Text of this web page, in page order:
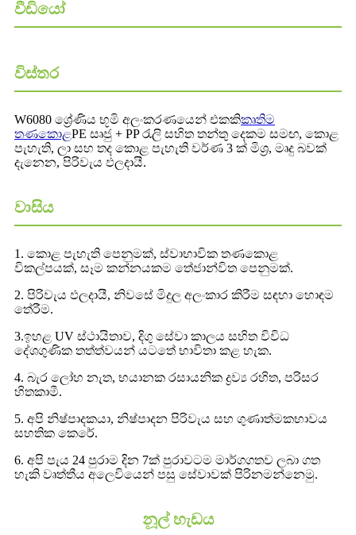
වීඩියෝ
විස්තර
W6080 ශ්‍රේණිය භූමි අලංකරණයෙන් එකකිකෘතිම
තණකොළPE සෘජු + PP රැලි සහිත තන්තු දෙකම සමඟ, කොළ
පැහැති, ලා සහ තද කොළ පැහැති වර්ණ 3 ක් මිශ්‍ර, මෘදු බවක්
දැනෙන, පිරිවැය ඵලදායී.
වාසිය
1. කොළ පැහැති පෙනුමක්, ස්වාභාවික තණකොළ
විකල්පයක්, සෑම කන්නයකම තේජාන්විත පෙනුමක්.
2. පිරිවැය ඵලදායී, නිවසේ මිදුල අලංකාර කිරීම සඳහා හොඳම
තේරීම.
3.ඉහළ UV ස්ථායිතාව, දිගු සේවා කාලය සහිත විවිධ
දේශගුණික තත්ත්වයන් යටතේ භාවිතා කළ හැක.
4. බැර ලෝහ නැත, භයානක රසායනික ද්‍රව්‍ය රහිත, පරිසර
හිතකාමී.
5. අපි නිෂ්පාදකයා, නිෂ්පාදන පිරිවැය සහ ගුණාත්මකභාවය
සහතික කෙරේ.
6. අපි පැය 24 පුරාම දින 7ක් පුරාවටම මාර්ගගතව ලබා ගත
හැකි වෘත්තීය අලෙවියෙන් පසු සේවාවක් පිරිනමන්නෙමු.
නූල් හැඩය